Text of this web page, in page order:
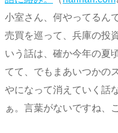
小室さん、何やってる
売買を巡って、兵庫の投
いう話は、確か今年の夏
てて、でもまあいつかの
やになって消えていく話
ぁ。言葉がないですね、